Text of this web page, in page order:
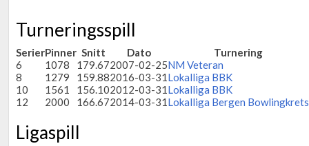
Turneringsspill
SerierPinner Snitt Dato
Turnering
6
1078 179.672007-02-25NM Veteran
8
1279 159.882016-03-31Lokalliga BBK
10
1561 156.102012-03-31Lokalliga BBK
12
2000 166.672014-03-31Lokalliga Bergen Bowlingkrets
Ligaspill